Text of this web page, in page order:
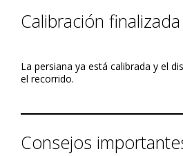
Calibración finalizada
La persiana ya está calibrada y el
el recorrido.
Consejos